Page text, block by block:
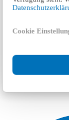
Cookie